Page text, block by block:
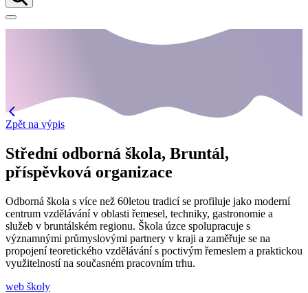
Zpět na výpis
Střední odborná škola, Bruntál,
příspěvková organizace
Odborná škola s více než 60letou tradicí se profiluje jako moderní
centrum vzdělávání v oblasti řemesel, techniky, gastronomie a
služeb v bruntálském regionu. Škola úzce spolupracuje s
významnými průmyslovými partnery v kraji a zaměřuje se na
propojení teoretického vzdělávání s poctivým řemeslem a praktickou
využitelností na současném pracovním trhu.
web školy